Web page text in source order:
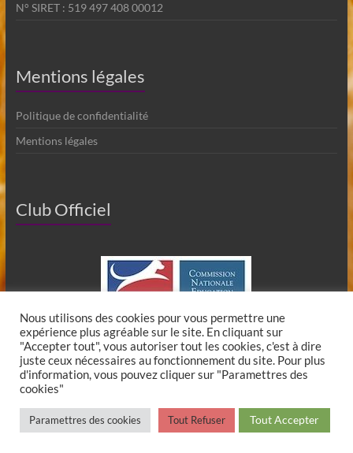
N° SIRET : 519 497 408 00012
Mentions légales
Politique de confidentialité
Mentions légales
Club Officiel
Copyright © 2026Club Canin de Chaumes en Brie. All rights reserved. Theme
Spaciousby ThemeGrill. Powered by: WordPress.
Nous utilisons des cookies pour vous permettre une
expérience plus agréable sur le site. En cliquant sur
"Accepter tout", vous autoriser tout les cookies, c'est à dire
juste ceux nécessaires au fonctionnement du site. Pour plus
d'information, vous pouvez cliquer sur "Paramettres des
cookies"
Paramettres des cookies Tout Refuser Tout Accepter